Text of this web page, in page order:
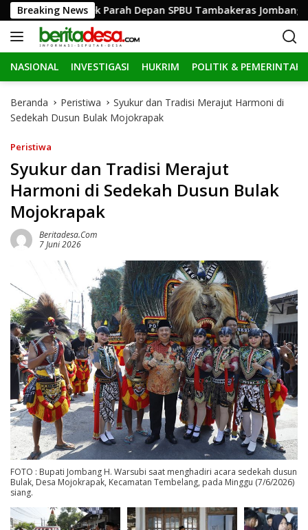
a
g
u
Breaking News
Ringsek Parah Depan SPBU Tambakeras Jombang
NASIONAL INVESTIGASI HUKRIM POLITIK & PEMERINTAH
Beranda Peristiwa
Syukur dan Tradisi Merajut Harmoni di
Sedekah Dusun Bulak Mojokrapak
Peristiwa
Syukur dan Tradisi Merajut
Harmoni di Sedekah Dusun Bulak
Mojokrapak
Beritadesa.com
7 Juni 2026
FOTO : Bupati Jombang H. Warsubi saat menghadiri acara sedekah dusun
Bulak, Desa Mojokrapak, Kecamatan Tembelang, pada Minggu (7/6/2026)
siang.